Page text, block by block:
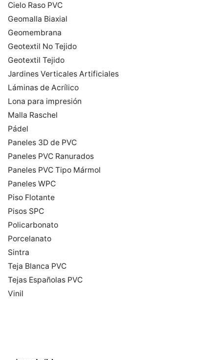
Cielo Raso PVC
Geomalla Biaxial
Geomembrana
Geotextil No Tejido
Geotextil Tejido
Jardines Verticales Artificiales
Láminas de Acrílico
Lona para impresión
Malla Raschel
Pádel
Paneles 3D de PVC
Paneles PVC Ranurados
Paneles PVC Tipo Mármol
Paneles WPC
Piso Flotante
Pisos SPC
Policarbonato
Porcelanato
Sintra
Teja Blanca PVC
Tejas Españolas PVC
Vinil